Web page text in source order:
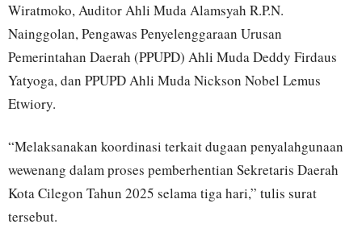
Wiratmoko, Auditor Ahli Muda Alamsyah R.P.N.
Nainggolan, Pengawas Penyelenggaraan Urusan
Pemerintahan Daerah (PPUPD) Ahli Muda Deddy Firdaus
Yatyoga, dan PPUPD Ahli Muda Nickson Nobel Lemus
Etwiory.
“Melaksanakan koordinasi terkait dugaan penyalahgunaan
wewenang dalam proses pemberhentian Sekretaris Daerah
Kota Cilegon Tahun 2025 selama tiga hari,” tulis surat
tersebut.